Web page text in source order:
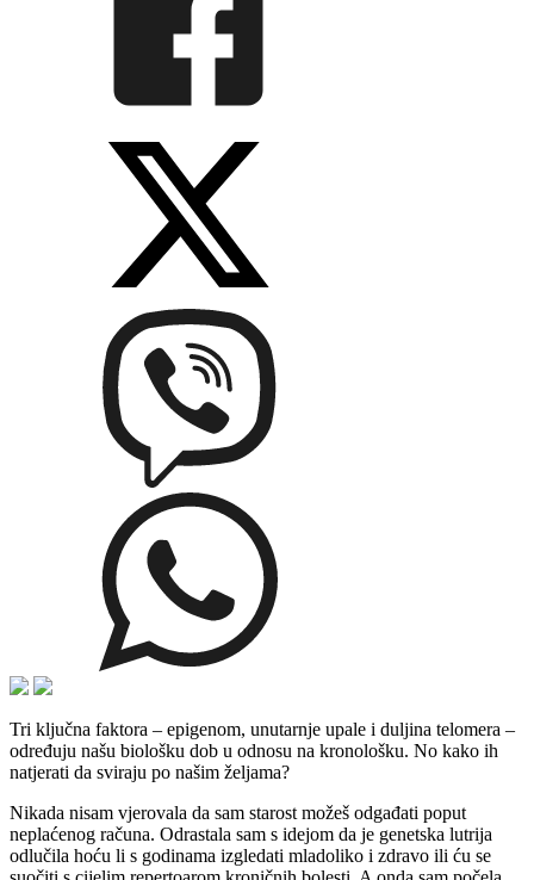
Tri ključna faktora – epigenom, unutarnje upale i duljina telomera –
određuju našu biološku dob u odnosu na kronološku. No kako ih
natjerati da sviraju po našim željama?
Nikada nisam vjerovala da sam starost možeš odgađati poput
neplaćenog računa. Odrastala sam s idejom da je genetska lutrija
odlučila hoću li s godinama izgledati mladoliko i zdravo ili ću se